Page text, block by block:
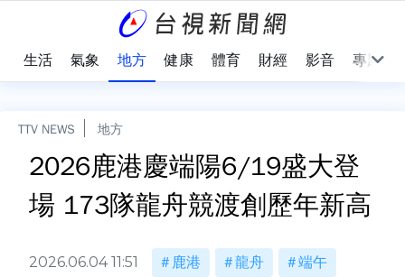
生活 氣象 地方 健康 體育 財經 影音 專題
TTV NEWS 地方
2026鹿港慶端陽6/19盛大登
場 173隊龍舟競渡創歷年新高
2026.06.04 11:51 鹿港 龍舟 端午